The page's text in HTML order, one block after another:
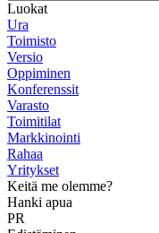
Luokat
Ura
Toimisto
Versio
Oppiminen
Konferenssit
Varasto
Toimitilat
Markkinointi
Rahaa
Yritykset
Keitä me olemme?
Hanki apua
PR